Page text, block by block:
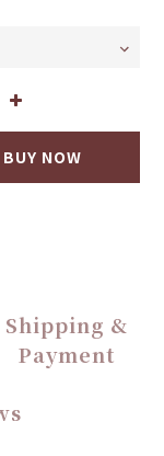
BUY NOW
Shipping &
Payment